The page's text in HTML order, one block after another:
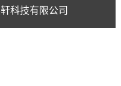
科技有限公司